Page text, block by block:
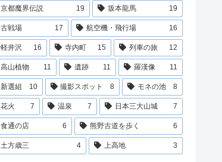
京都魔界伝説 19 坂本龍馬 19
古戦場 17 航空機・飛行場 16
軽井沢 16 寺内町 15 列車の旅 12
高山植物 11 遺跡 11 羅漢像 11
新選組 10 撮影スポット 8 モネの池 8
花火 7 温泉 7 日本三大山城 7
食通の店 6 熊野古道を歩く 6
土方歳三 4 上高地 3